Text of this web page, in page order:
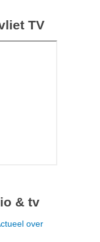
TV
& tv
over